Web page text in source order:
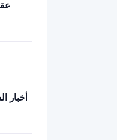
أخبار